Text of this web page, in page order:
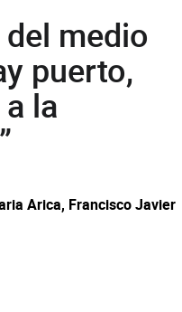
medio
puerto,
la
Arica, Francisco Javier